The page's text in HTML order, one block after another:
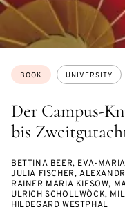
Der Campus-
bis
Topics:
BOOK UNIVERSITY
BETTINA BEER, EVA-
JULIA FISCHER,
RAINER MARIA KIESOW,
ULRICH SCHOLLWÖCK,